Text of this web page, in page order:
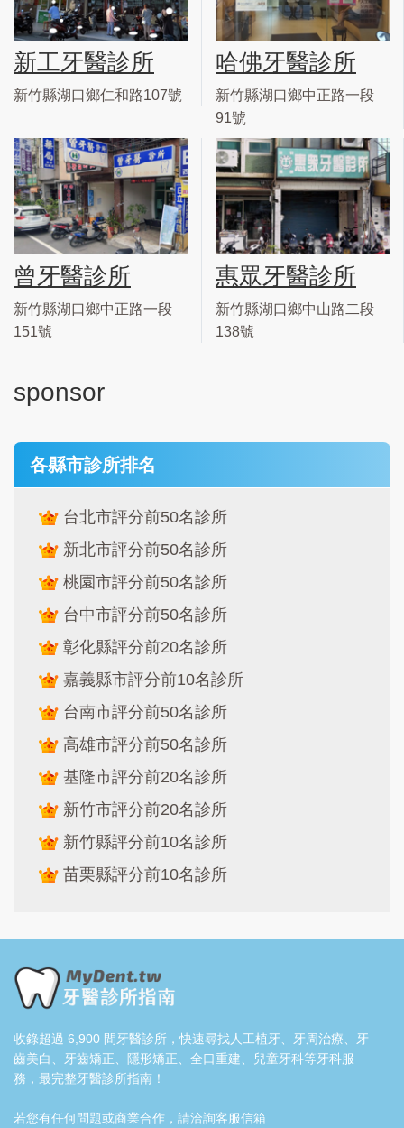
新工牙醫診所
新竹縣湖口鄉仁和路107號
哈佛牙醫診所
新竹縣湖口鄉中正路一段
91號
曾牙醫診所
新竹縣湖口鄉中正路一段
151號
惠眾牙醫診所
新竹縣湖口鄉中山路二段
138號
sponsor
各縣市診所排名
台北市評分前50名診所
新北市評分前50名診所
桃園市評分前50名診所
台中市評分前50名診所
彰化縣評分前20名診所
嘉義縣市評分前10名診所
台南市評分前50名診所
高雄市評分前50名診所
基隆市評分前20名診所
新竹市評分前20名診所
新竹縣評分前10名診所
苗栗縣評分前10名診所
收錄超過 6,900 間牙醫診所，快速尋找人工植牙、牙周治療、牙
齒美白、牙齒矯正、隱形矯正、全口重建、兒童牙科等牙科服
務，最完整牙醫診所指南！
若您有任何問題或商業合作，請洽詢客服信箱